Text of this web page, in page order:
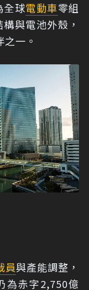
全球電動車零組
與電池外殼，
一。
員與產能調整，
為赤字2,750億